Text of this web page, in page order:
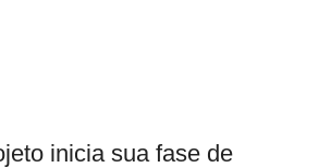
inicia sua fase de